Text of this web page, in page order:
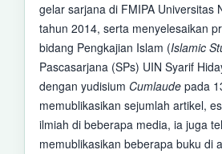
gelar sarjana di FMIPA Universitas
tahun 2014, serta menyelesaikan
bidang Pengkajian Islam (Islamic
Pascasarjana (SPs) UIN Syarif
dengan yudisium Cumlaudepada
memublikasikan sejumlah artikel,
ilmiah di beberapa media, ia juga
memublikasikan beberapa buku di